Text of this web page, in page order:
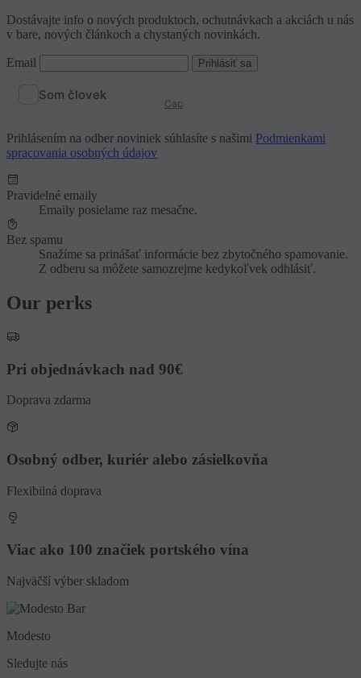
Dostávajte info o nových produktoch, ochutnávkach a akciách u nás
v bare, nových článkoch a chystaných novinkách.
Email Prihlásiť sa
Prihlásením na odber noviniek súhlasíte s našimi Podmienkami
spracovania osobných údajov
Pravidelné emaily
Emaily posielame raz mesačne.
Bez spamu
Snažíme sa prinášať informácie bez zbytočného spamovanie.
Z odberu sa môžete samozrejme kedykoľvek odhlásiť.
Our perks
Pri objednávkach nad 90€
Doprava zdarma
Osobný odber, kuriér alebo zásielkovňa
Flexibilná doprava
Viac ako 100 značiek portského vína
Najväčší výber skladom
Modesto
Sledujte nás